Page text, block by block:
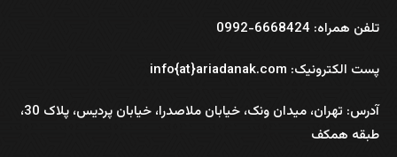
تلفن همراه: 6668424-0992
پست الکترونیک: info{at}ariadanak.com
آدرس:
تهران، میدان ونک، خیابان ملاصدرا، خیابان پردیس، پلاک 30،
طبقه همکف